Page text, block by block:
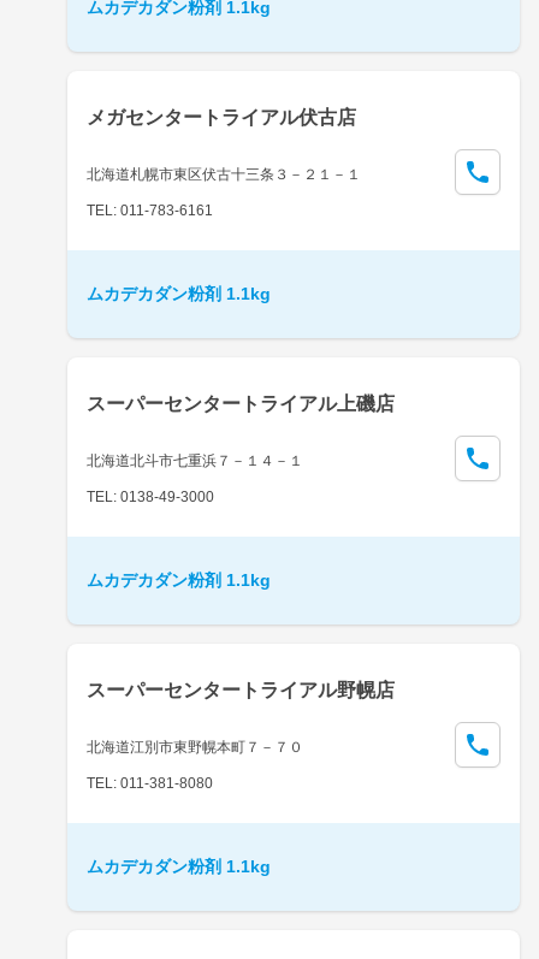
ムカデカダン粉剤 1.1kg
メガセンタートライアル伏古店
北海道札幌市東区伏古十三条３－２１－１
TEL: 011-783-6161
ムカデカダン粉剤 1.1kg
スーパーセンタートライアル上磯店
北海道北斗市七重浜７－１４－１
TEL: 0138-49-3000
ムカデカダン粉剤 1.1kg
スーパーセンタートライアル野幌店
北海道江別市東野幌本町７－７０
TEL: 011-381-8080
ムカデカダン粉剤 1.1kg